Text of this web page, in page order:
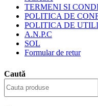
TERMENI SI
POLITICA DE
POLITICA DE
A.N.P.C
SOL
Formular de retur
Caută